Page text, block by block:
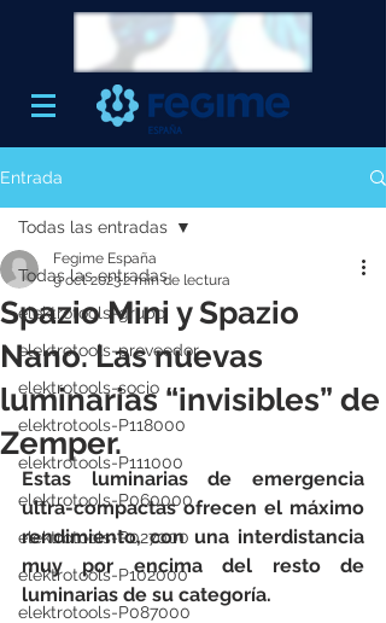
Entrada
Todas las entradas
elektrotools-grupo
elektrotools-proveedor
elektrotools-socio
elektrotools-P118000
elektrotools-P111000
elektrotools-P060000
elektrotools-P027000
elektrotools-P102000
elektrotools-P087000
Todas las entradas
Spazio Mini y Spazio
Nano. Las nuevas
luminarias “invisibles” de
Zemper.
Fegime España
9 oct 20232 min de lectura
Estas luminarias de emergencia
ultra-compactas ofrecen el máximo
rendimiento, con una interdistancia
muy por encima del resto de
luminarias de su categoría.